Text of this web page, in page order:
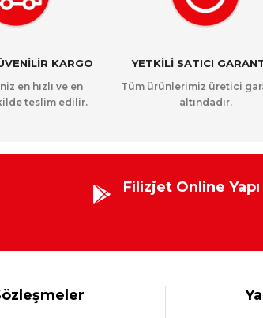
KARGO
en hızlı ve en
teslim edilir.
YETKİLİ SATICI
Tüm ürünlerimiz üretici
altındadır.
Filizjet Online